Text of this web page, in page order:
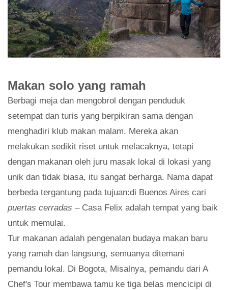
Makan solo yang ramah
Berbagi meja dan mengobrol dengan penduduk
setempat dan turis yang berpikiran sama dengan
menghadiri klub makan malam. Mereka akan
melakukan sedikit riset untuk melacaknya, tetapi
dengan makanan oleh juru masak lokal di lokasi yang
unik dan tidak biasa, itu sangat berharga. Nama dapat
berbeda tergantung pada tujuan:di Buenos Aires cari
puertas cerradas – Casa Felix adalah tempat yang baik
untuk memulai.
Tur makanan adalah pengenalan budaya makan baru
yang ramah dan langsung, semuanya ditemani
pemandu lokal. Di Bogota, Misalnya, pemandu dari A
Chef's Tour membawa tamu ke tiga belas mencicipi di